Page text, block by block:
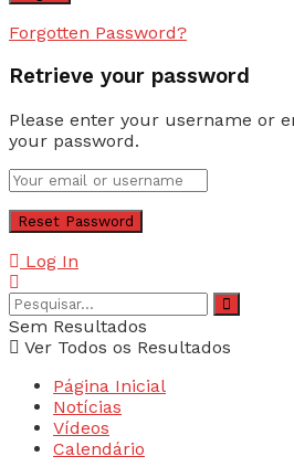
Forgotten Password?
Retrieve your password
Please enter your username or
your password.
Log In
Sem Resultados
Ver Todos os Resultados
Página Inicial
Notícias
Vídeos
Calendário